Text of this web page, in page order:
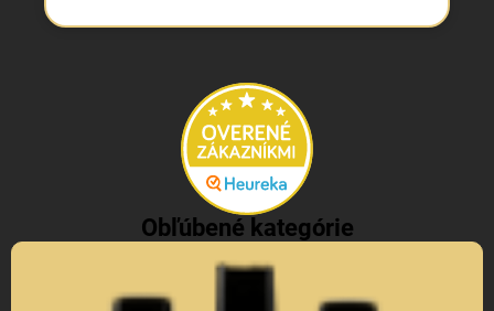
Obľúbené kategórie